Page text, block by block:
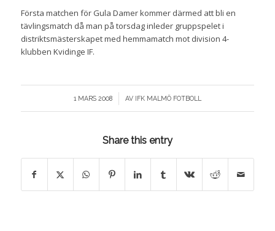
Första matchen för Gula Damer kommer därmed att bli en
tävlingsmatch då man på torsdag inleder gruppspelet i
distriktsmästerskapet med hemmamatch mot division 4-
klubben Kvidinge IF.
1 MARS 2008
/ AV IFK MALMÖ FOTBOLL
Share this entry